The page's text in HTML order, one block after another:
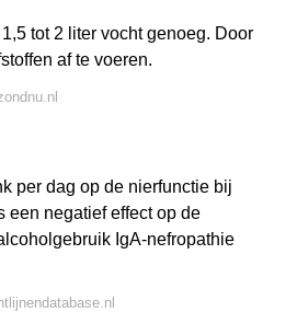
tot 2 liter vocht genoeg. Door
af te voeren.
per dag op de nierfunctie bij
een negatief effect op de
IgA-nefropathie